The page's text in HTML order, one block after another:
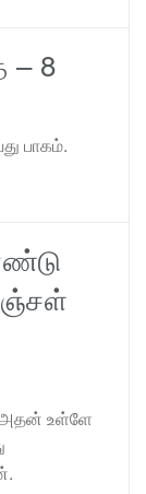
– 8
பாகம்.
அதன் உள்ளே